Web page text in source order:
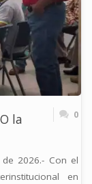
la
0
2026.- Con el
en